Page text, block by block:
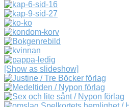
[Show as slideshow]